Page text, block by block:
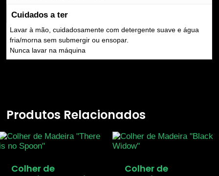
Cuidados a ter
Lavar à mão, cuidadosamente com detergente suave e água
fria/morna sem submergir ou ensopar.
Nunca lavar na máquina
Produtos Relacionados
Colher de
Colher de